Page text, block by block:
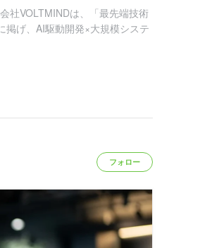
社VOLTMINDは、「最先端技術
掲げ、AI駆動開発×大規模システ
フォロー